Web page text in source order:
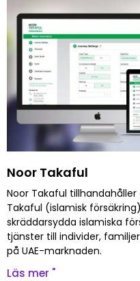
Noor Takaful
Noor Takaful
Takaful (islamisk
skräddarsydda islamiska
tjänster till individer,
på UAE-marknaden.
Läs mer "